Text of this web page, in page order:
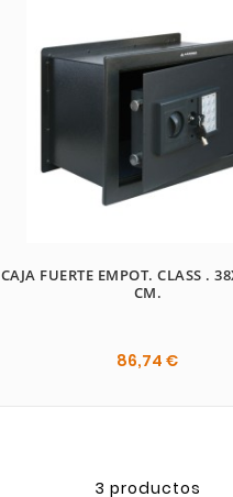
CAJA FUERTE EMPOT. CLASS .
CM.
86,74 €
3 productos